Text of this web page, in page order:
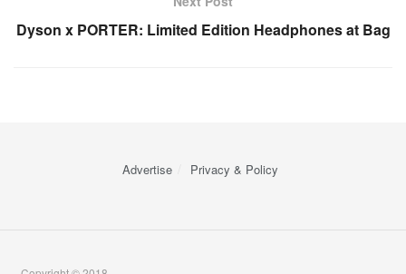
Dyson x PORTER: Limited Edition Headphones at Bag
Advertise Privacy & Policy